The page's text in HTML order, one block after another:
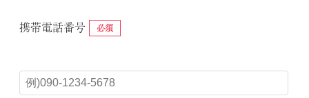
携帯電話番号 必須